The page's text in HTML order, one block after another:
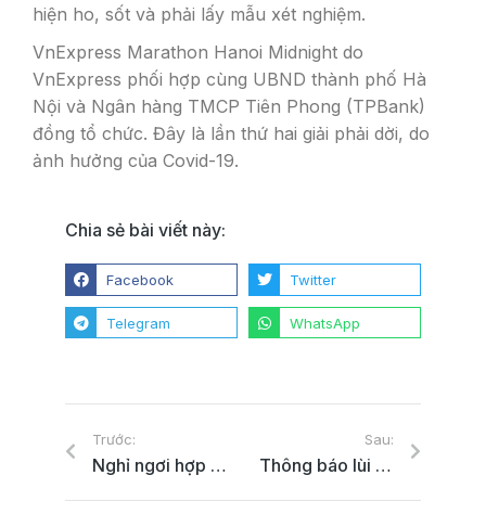
hiện ho, sốt và phải lấy mẫu xét nghiệm.
VnExpress Marathon Hanoi Midnight do
VnExpress phối hợp cùng UBND thành phố Hà
Nội và Ngân hàng TMCP Tiên Phong (TPBank)
đồng tổ chức. Đây là lần thứ hai giải phải dời, do
ảnh hưởng của Covid-19.
Chia sẻ bài viết này:
Facebook Twitter
Telegram WhatsApp
Trước:
Nghỉ ngơi hợp lý chính là tập luyện khoa học
Sau:
Thông báo lùi ngày tổ chức giải Ecopark Marathon 2020